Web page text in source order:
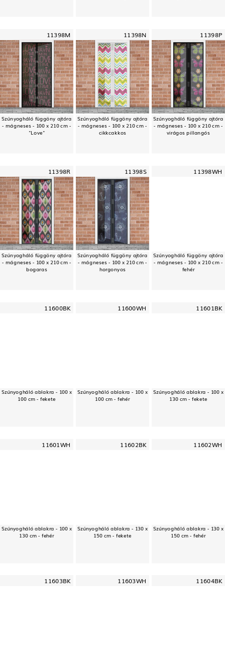
11398M
Szúnyogháló függöny ajtóra
- mágneses - 100 x 210 cm -
"Love"
11398N
Szúnyogháló függöny ajtóra
- mágneses - 100 x 210 cm -
cikkcakkos
11398P
Szúnyogháló függöny ajtóra
- mágneses - 100 x 210 cm -
virágos pillangós
11398R
Szúnyogháló függöny ajtóra
- mágneses - 100 x 210 cm -
bogaras
11398S
Szúnyogháló függöny ajtóra
- mágneses - 100 x 210 cm -
horgonyos
11398WH
Szúnyogháló függöny ajtóra
- mágneses - 100 x 210 cm -
fehér
11600BK
Szúnyogháló ablakra - 100 x
100 cm - fekete
11600WH
Szúnyogháló ablakra - 100 x
100 cm - fehér
11601BK
Szúnyogháló ablakra - 100 x
130 cm - fekete
11601WH
Szúnyogháló ablakra - 100 x
130 cm - fehér
11602BK
Szúnyogháló ablakra - 130 x
150 cm - fekete
11602WH
Szúnyogháló ablakra - 130 x
150 cm - fehér
11603BK 11603WH 11604BK